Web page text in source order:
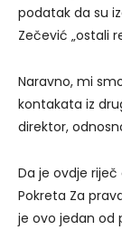
podatak da su
Zečević „ostali
Naravno, mi
kontakata iz
direktor,
Da je ovdje
Pokreta Za
je ovo jedan od